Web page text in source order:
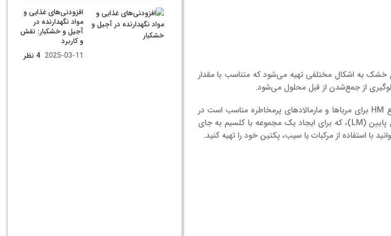
خشک به اشکال مختلفی تهیه می‌شود که متناسب با مقدار
از جمع‌شدن از قبل محلول می‌شود.
تنظیم سریع HM برای مرباها و مارمالادهای پرمخاطره مناسب است در
پکتیـن متوکسیل پایین (LM)، که برای ایجاد یک مجموعه با کلسیم به جای
با استفاده از مرکبات یا سیب، پکتین خود را تهیه کنید.
افزودنی‌های غذایی و
مواد نگهدارنده در
آجیل و خشکبار: نقش
و کاربرد
2025-03-11 4 نظر